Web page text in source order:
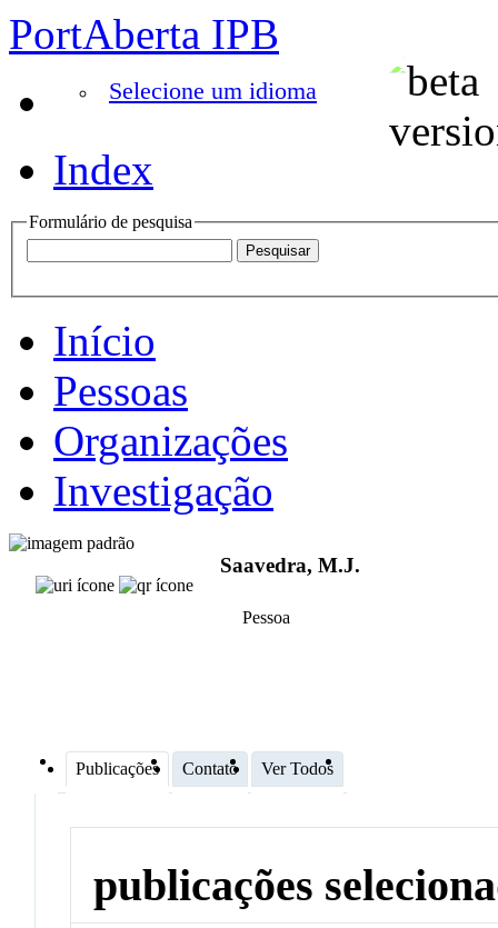
PortAberta IPB
Selecione um idioma
Index
Formulário de pesquisa
Início
Pessoas
Organizações
Investigação
Saavedra, M.J.
Pessoa
Publicações Contato Ver Todos
publicações